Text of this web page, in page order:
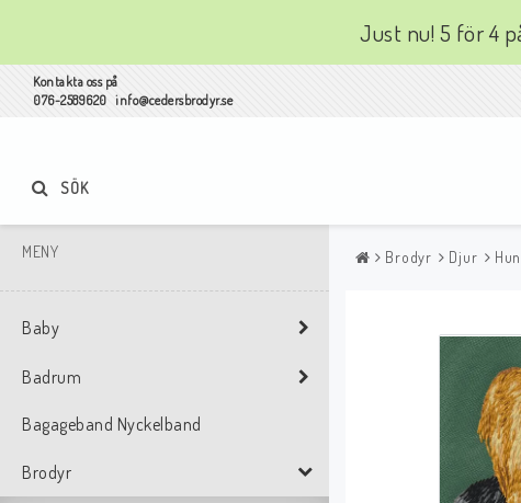
Just nu! 5 för 4
Kontakta oss på
076-2589620 info@cedersbrodyr.se
SÖK
MENY
Baby
Badrum
Bagageband Nyckelband
Brodyr
Brodyr Djur